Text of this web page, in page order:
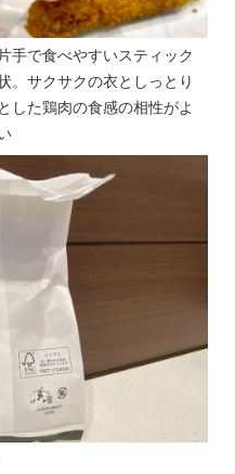
片手で食べやすいスティック
。サクサクの衣としっとり
とした鶏肉の食感の相性がよ